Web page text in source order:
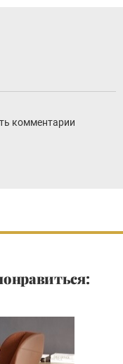
комментарии